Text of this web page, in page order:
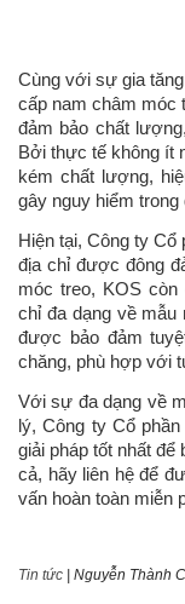
Cùng với sự gia
cấp nam châm móc
đảm bảo chất
Bởi thực tế không ít
kém chất lượng,
gây nguy hiểm
Hiện tại, Công ty
địa chỉ được đông
móc treo, KOS còn
chỉ đa dạng về
được bảo đảm
chăng, phù hợp với
Với sự đa dạng về
lý, Công ty Cổ
giải pháp tốt nhất để
cả, hãy liên hệ để
vấn hoàn toàn miễn
Tin tức Nguyễn Thành